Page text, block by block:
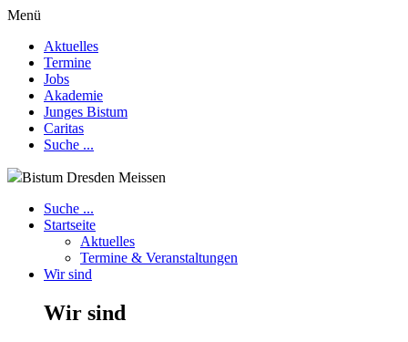
Menü
Aktuelles
Termine
Jobs
Akademie
Junges Bistum
Caritas
Suche ...
Bistum Dresden Meissen
Suche ...
Startseite
Aktuelles
Termine & Veranstaltungen
Wir sind
Wir sind